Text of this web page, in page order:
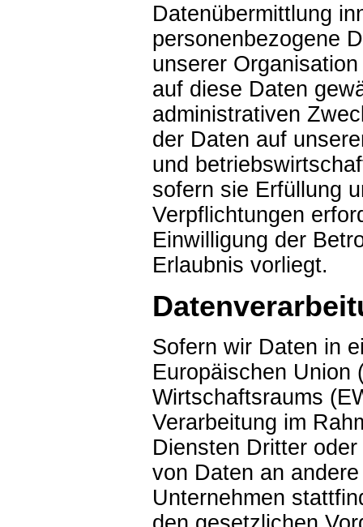
Datenübermittlung
personenbezogene
unserer
auf diese Daten
administrativen
der Daten auf
und
sofern sie Erfüllung
Verpflichtungen
Einwilligung der
Erlaubnis vorliegt.
Sofern wir Daten in
Europäischen Union
Wirtschaftsraums
Verarbeitung im
Diensten Dritter
von Daten an
Unternehmen